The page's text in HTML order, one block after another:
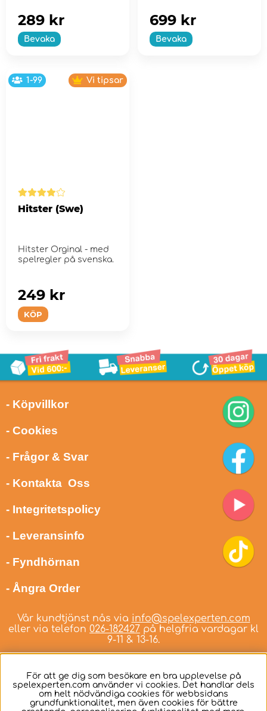
Bevaka
289 kr
Bevaka
699 kr
1-99 Vi tipsar
Hitster (Swe)
Hitster Orginal - med
spelregler på svenska.
KÖP
249 kr
- Köpvillkor
- Cookies
- Frågor & Svar
- Kontakta Oss
- Integritetspolicy
- Leveransinfo
- Fyndhörnan
- Ångra Order
Vår kundtjänst nås via info@spelexperten.com
eller via telefon 026-182427 på helgfria vardagar kl
9-11 & 13-16.
Svenska
För att ge dig som besökare en bra upplevelse på
spelexperten.com använder vi cookies. Det handlar dels
om helt nödvändiga cookies för webbsidans
grundfunktionalitet, men även cookies för bättre